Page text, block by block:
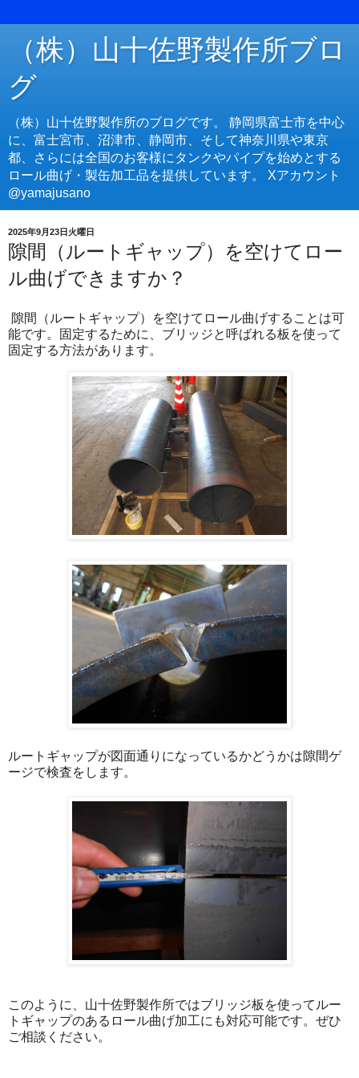
（株）山十佐野製作所ブロ
グ
（株）山十佐野製作所のブログです。 静岡県富士市を中心
に、富士宮市、沼津市、静岡市、そして神奈川県や東京
都、さらには全国のお客様にタンクやパイプを始めとする
ロール曲げ・製缶加工品を提供しています。 Xアカウント
@yamajusano
2025年9月23日火曜日
隙間（ルートギャップ）を空けてロー
ル曲げできますか？
隙間（ルートギャップ）を空けてロール曲げすることは可
能です。固定するために、ブリッジと呼ばれる板を使って
固定する方法があります。
ルートギャップが図面通りになっているかどうかは隙間ゲ
ージで検査をします。
このように、山十佐野製作所ではブリッジ板を使ってルー
トギャップのあるロール曲げ加工にも対応可能です。ぜひ
ご相談ください。